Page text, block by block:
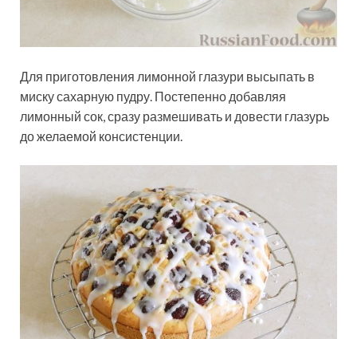
Для приготовления лимонной глазури высыпать в
миску сахарную пудру. Постепенно добавляя
лимонный сок, сразу размешивать и довести глазурь
до желаемой консистенции.